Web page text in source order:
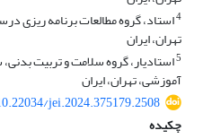
4استاد، گروه مطالعات برنامه ریزی
تهران، ایران
5استادیار، گروه سلامت و تربیت
آموزشی، تهران، ایران
jei.2024.375179.2508
چکیده